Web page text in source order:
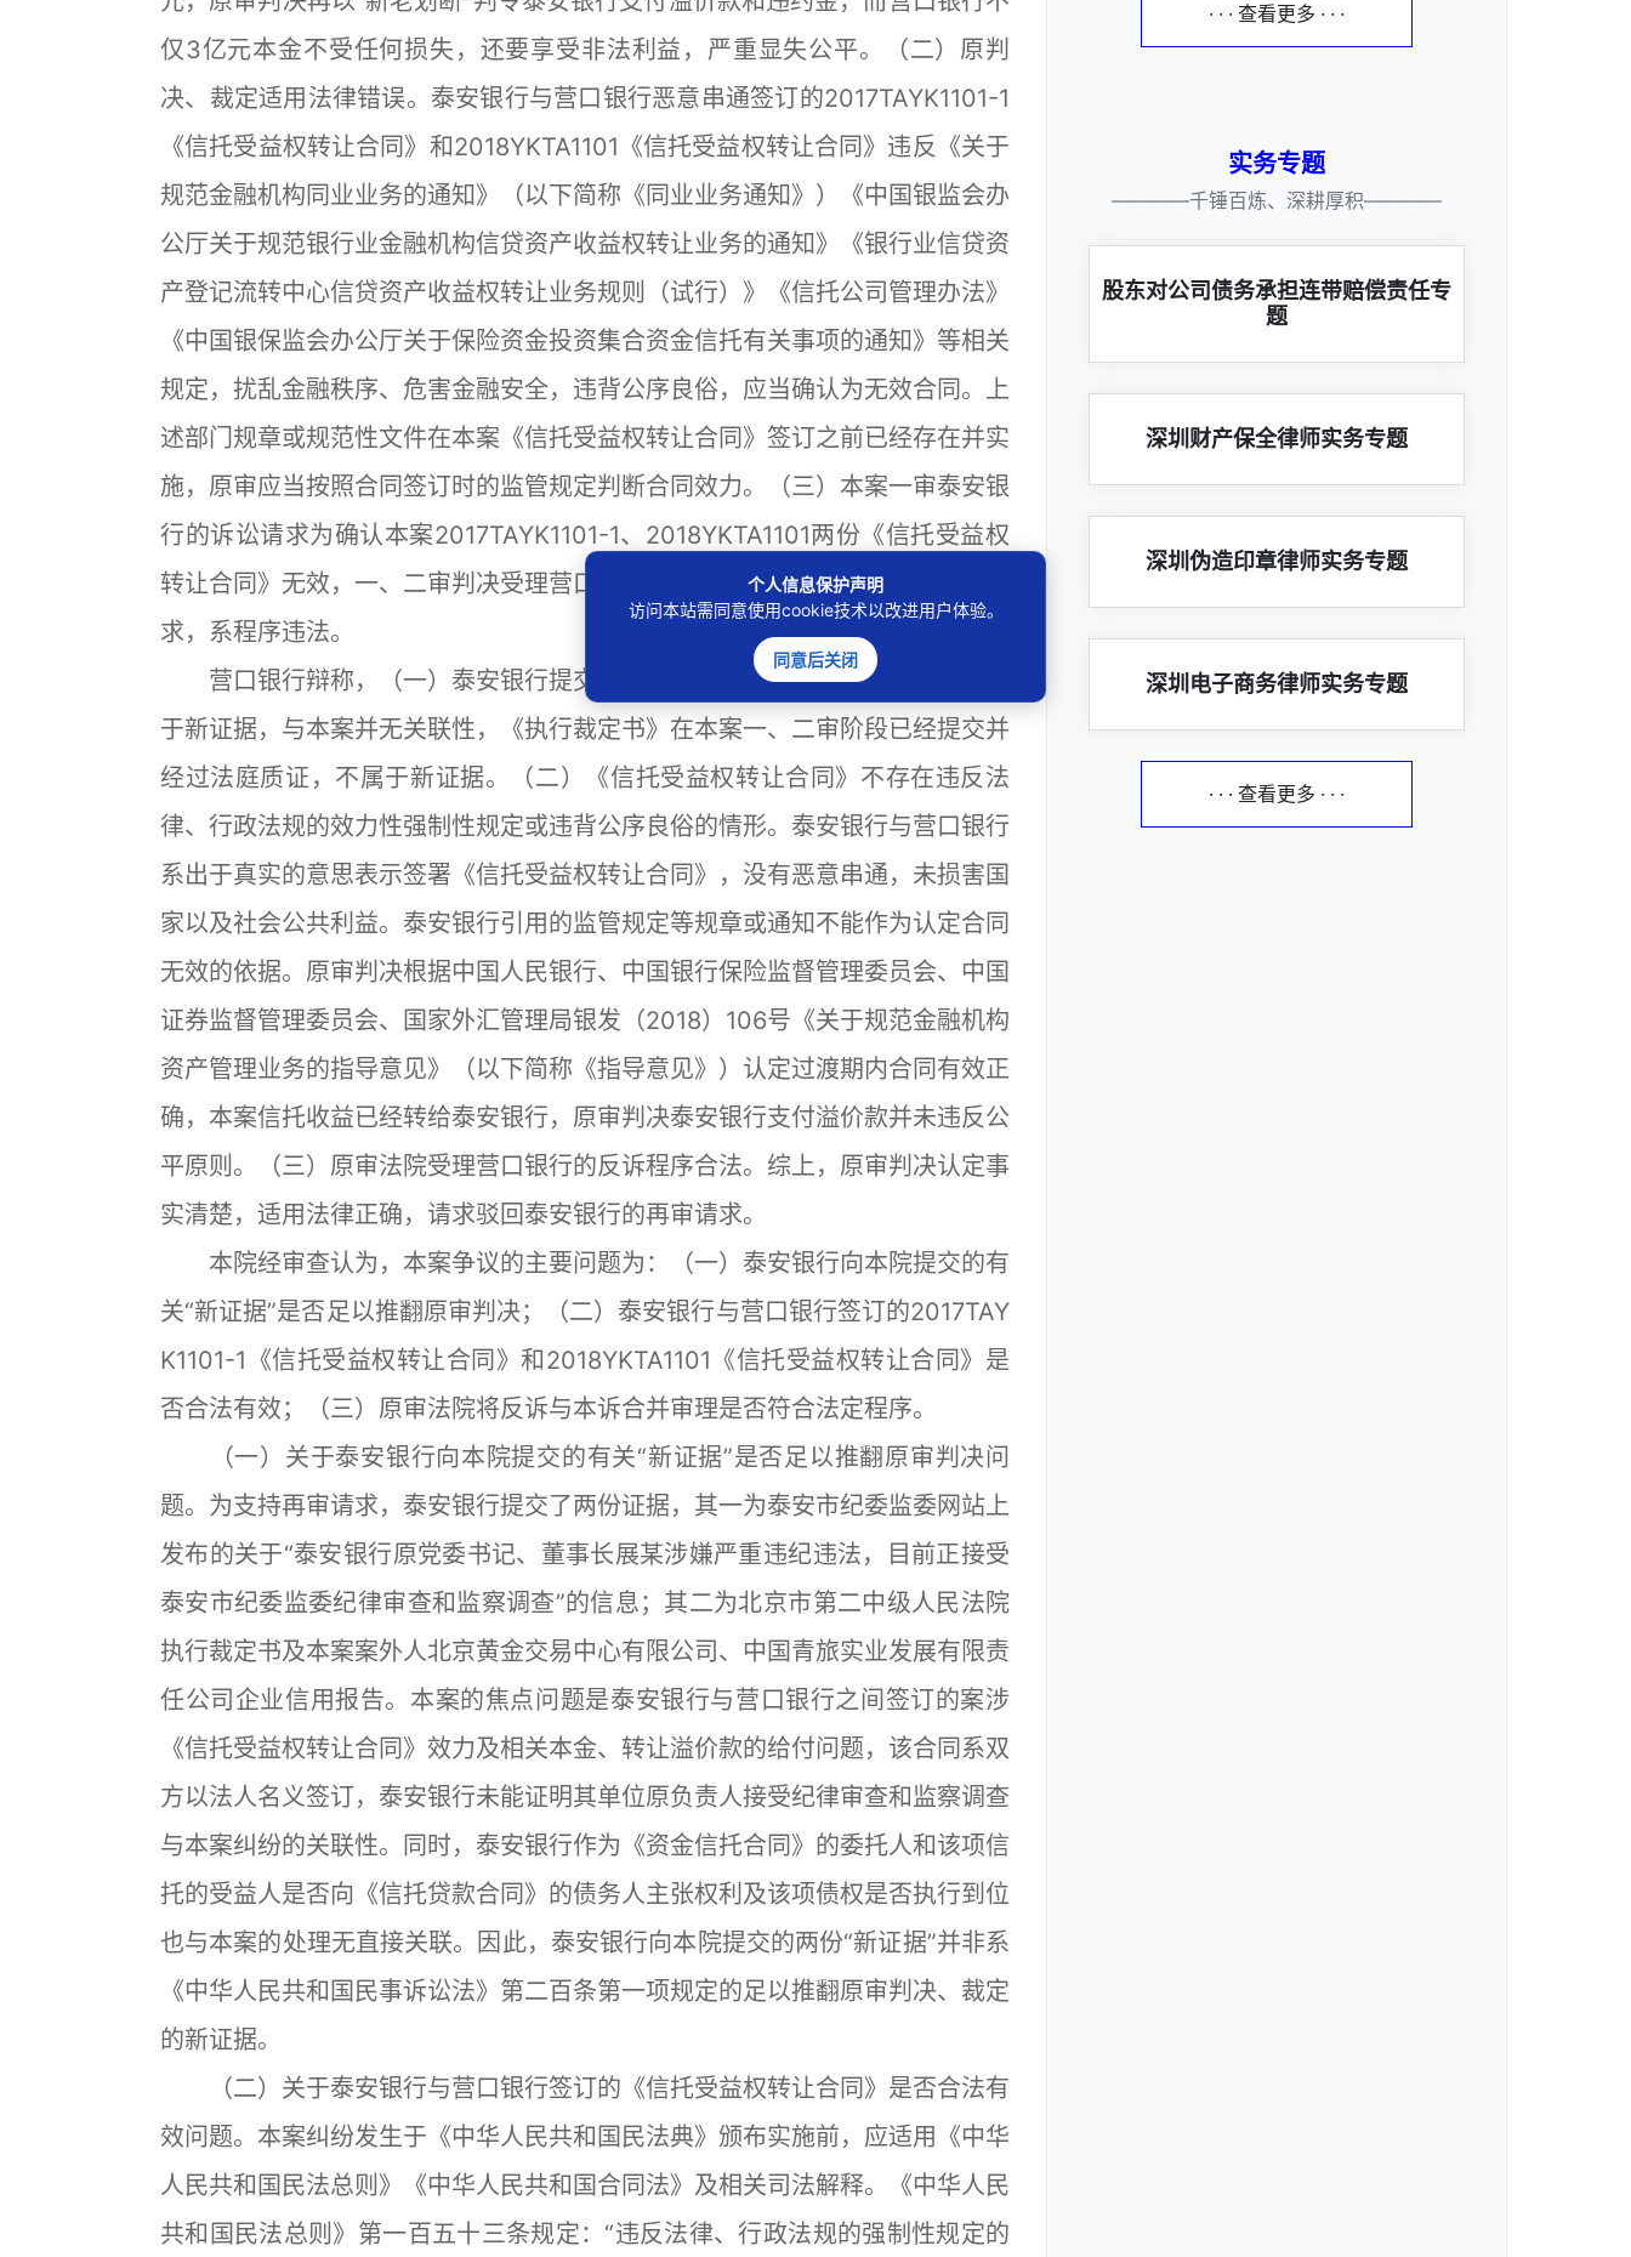
仅3亿元本金不受任何损失，还要享受非法利益，严重显失公平。（二）原判
决、裁定适用法律错误。泰安银行与营口银行恶意串通签订的2017TAYK1101-1
《信托受益权转让合同》和2018YKTA1101《信托受益权转让合同》违反《关于
规范金融机构同业业务的通知》（以下简称《同业业务通知》）《中国银监会办
公厅关于规范银行业金融机构信贷资产收益权转让业务的通知》《银行业信贷资
产登记流转中心信贷资产收益权转让业务规则（试行）》《信托公司管理办法》
《中国银保监会办公厅关于保险资金投资集合资金信托有关事项的通知》等相关
规定，扰乱金融秩序、危害金融安全，违背公序良俗，应当确认为无效合同。上
述部门规章或规范性文件在本案《信托受益权转让合同》签订之前已经存在并实
施，原审应当按照合同签订时的监管规定判断合同效力。（三）本案一审泰安银
行的诉讼请求为确认本案2017TAYK1101-1、2018YKTA1101两份《信托受益权
转让合同》无效，一、二审判决受理营口银行基于上述合同有效而提起的反诉请
求，系程序违法。
营口银行辩称，（一）泰安银行提交的泰安市纪委监委网站发布的信息不属
于新证据，与本案并无关联性，《执行裁定书》在本案一、二审阶段已经提交并
经过法庭质证，不属于新证据。（二）《信托受益权转让合同》不存在违反法
律、行政法规的效力性强制性规定或违背公序良俗的情形。泰安银行与营口银行
系出于真实的意思表示签署《信托受益权转让合同》，没有恶意串通，未损害国
家以及社会公共利益。泰安银行引用的监管规定等规章或通知不能作为认定合同
无效的依据。原审判决根据中国人民银行、中国银行保险监督管理委员会、中国
证券监督管理委员会、国家外汇管理局银发（2018）106号《关于规范金融机构
资产管理业务的指导意见》（以下简称《指导意见》）认定过渡期内合同有效正
确，本案信托收益已经转给泰安银行，原审判决泰安银行支付溢价款并未违反公
平原则。（三）原审法院受理营口银行的反诉程序合法。综上，原审判决认定事
实清楚，适用法律正确，请求驳回泰安银行的再审请求。
本院经审查认为，本案争议的主要问题为：（一）泰安银行向本院提交的有
关“新证据”是否足以推翻原审判决；（二）泰安银行与营口银行签订的2017TAY
K1101-1《信托受益权转让合同》和2018YKTA1101《信托受益权转让合同》是
否合法有效；（三）原审法院将反诉与本诉合并审理是否符合法定程序。
（一）关于泰安银行向本院提交的有关“新证据”是否足以推翻原审判决问
题。为支持再审请求，泰安银行提交了两份证据，其一为泰安市纪委监委网站上
发布的关于“泰安银行原党委书记、董事长展某涉嫌严重违纪违法，目前正接受
泰安市纪委监委纪律审查和监察调查”的信息；其二为北京市第二中级人民法院
执行裁定书及本案案外人北京黄金交易中心有限公司、中国青旅实业发展有限责
任公司企业信用报告。本案的焦点问题是泰安银行与营口银行之间签订的案涉
《信托受益权转让合同》效力及相关本金、转让溢价款的给付问题，该合同系双
方以法人名义签订，泰安银行未能证明其单位原负责人接受纪律审查和监察调查
与本案纠纷的关联性。同时，泰安银行作为《资金信托合同》的委托人和该项信
托的受益人是否向《信托贷款合同》的债务人主张权利及该项债权是否执行到位
也与本案的处理无直接关联。因此，泰安银行向本院提交的两份“新证据”并非系
《中华人民共和国民事诉讼法》第二百条第一项规定的足以推翻原审判决、裁定
的新证据。
（二）关于泰安银行与营口银行签订的《信托受益权转让合同》是否合法有
效问题。本案纠纷发生于《中华人民共和国民法典》颁布实施前，应适用《中华
人民共和国民法总则》《中华人民共和国合同法》及相关司法解释。《中华人民
共和国民法总则》第一百五十三条规定：“违反法律、行政法规的强制性规定的
· · · 查看更多 · · ·
实务专题
————千锤百炼、深耕厚积————
股东对公司债务承担连带赔偿责任专
题
深圳财产保全律师实务专题
深圳伪造印章律师实务专题
深圳电子商务律师实务专题
· · · 查看更多 · · ·
个人信息保护声明
访问本站需同意使用cookie技术以改进用户体验。
同意后关闭